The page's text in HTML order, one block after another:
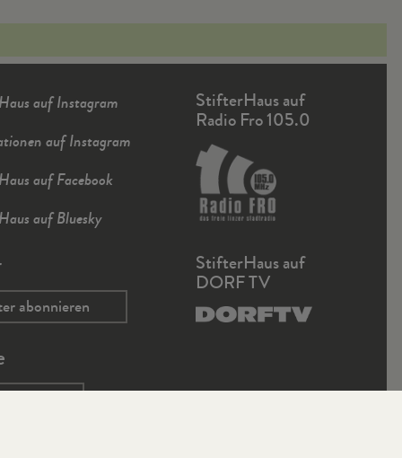
auf Instagram
auf Instagram
auf Facebook
auf Bluesky
abonnieren
StifterHaus auf
Radio Fro 105.0
StifterHaus auf
DORF TV